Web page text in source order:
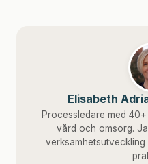
Elisabeth
Processledare med
vård och omsorg.